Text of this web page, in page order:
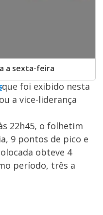
a sexta-feira
que foi exibido nesta
a vice-liderança
22h45, o folhetim
9 pontos de pico e
obteve 4
período, três a